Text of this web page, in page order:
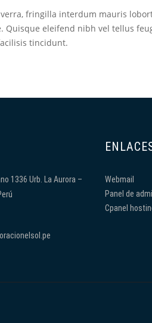
fringilla interdum mauris
eleifend nibh vel tellus
tincidunt.
1336 Urb. La Aurora –
Webmail
Panel de
Cpanel